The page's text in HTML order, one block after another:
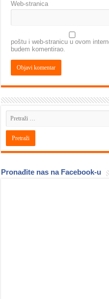
Web-stranica
poštu i web-stranicu u ovom
budem komentirao.
Pronađite nas na Facebook-u